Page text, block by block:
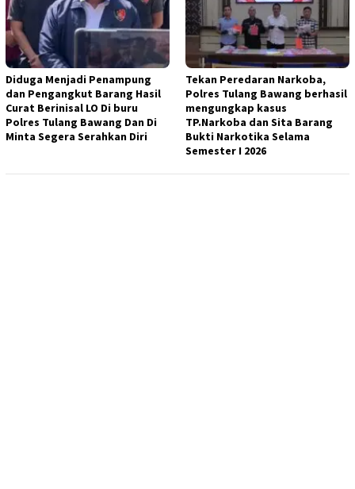
Diduga Menjadi Penampung
dan Pengangkut Barang Hasil
Curat Berinisal LO Di buru
Polres Tulang Bawang Dan Di
Minta Segera Serahkan Diri
Tekan Peredaran Narkoba,
Polres Tulang Bawang berhasil
mengungkap kasus
TP.Narkoba dan Sita Barang
Bukti Narkotika Selama
Semester I 2026